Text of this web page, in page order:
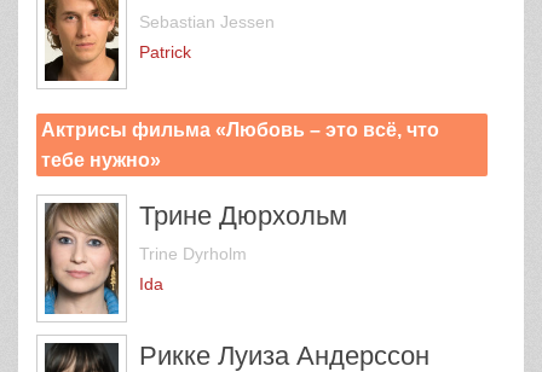
Sebastian Jessen
Patrick
Актрисы фильма «Любовь – это всё, что
тебе нужно»
Трине Дюрхольм
Trine Dyrholm
Ida
Рикке Луиза Андерссон